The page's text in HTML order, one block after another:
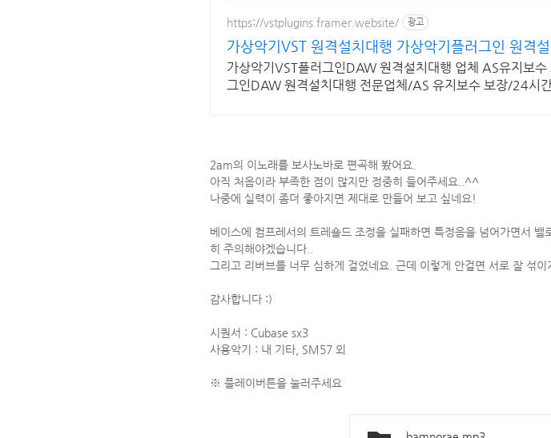
https://vstplugins.framer.website/ 광고
가상악기VST 원격설치대행 가상악기플러그인 원격
가상악기VST플러그인DAW 원격설치대행 업체 AS유지보
그인DAW 원격설치대행 전문업체/AS 유지보수 보장/24시
2am의 이노래를 보사노바로 편곡해 봤어요.
아직 처음이라 부족한 점이 많지만 정중히 들어주세요..^^
나중에 실력이 좀더 좋아지면 제대로 만들어 보고 싶네요!
베이스에 컴프레서의 트레숄드 조정을 실패하면 특정음을 넘어가면서
히 주의해야겠습니다..
그리고 리버브를 너무 심하게 걸었네요. 근데 이렇게 안걸면 서로 잘 섞
감사합니다 :)
시퀀서 : Cubase sx3
사용악기 : 내 기타, SM57 외
※ 플레이버튼을 눌러주세요